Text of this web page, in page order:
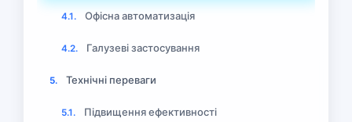
4.1. Офісна автоматизація
4.2. Галузеві застосування
5. Технічні переваги
5.1. Підвищення ефективності